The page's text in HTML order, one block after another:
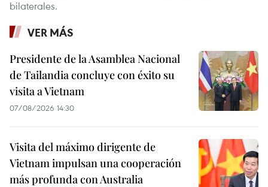
bilaterales.
VER MÁS
Presidente de la Asamblea Nacional
de Tailandia concluye con éxito su
visita a Vietnam
07/08/2026 14:30
Visita del máximo dirigente de
Vietnam impulsan una cooperación
más profunda con Australia